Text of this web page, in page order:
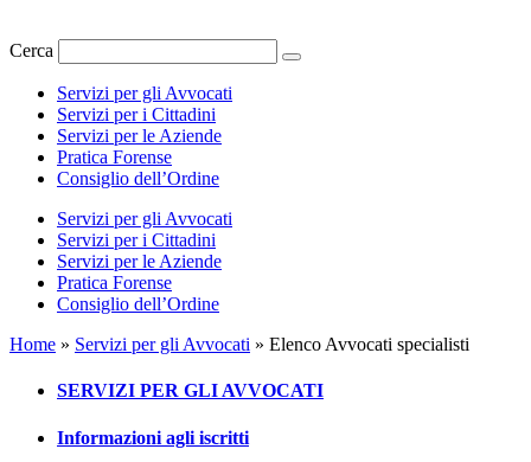
Cerca
Servizi per gli Avvocati
Servizi per i Cittadini
Servizi per le Aziende
Pratica Forense
Consiglio dell’Ordine
Servizi per gli Avvocati
Servizi per i Cittadini
Servizi per le Aziende
Pratica Forense
Consiglio dell’Ordine
Home » Servizi per gli Avvocati » Elenco Avvocati specialisti
SERVIZI PER GLI AVVOCATI
Informazioni agli iscritti